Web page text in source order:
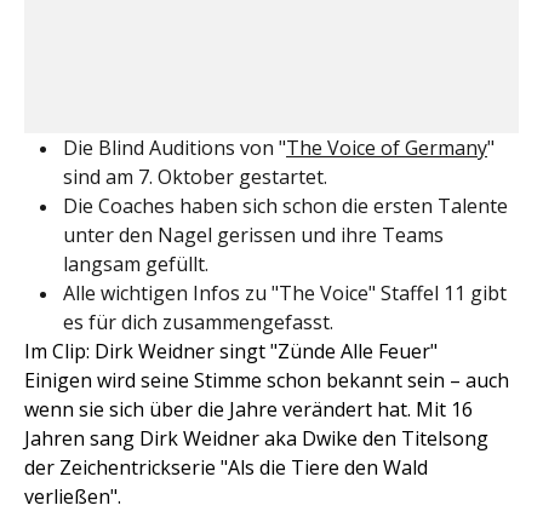
Die Blind Auditions von "The Voice of Germany"
sind am 7. Oktober gestartet.
Die Coaches haben sich schon die ersten Talente
unter den Nagel gerissen und ihre Teams
langsam gefüllt.
Alle wichtigen Infos zu "The Voice" Staffel 11 gibt
es für dich zusammengefasst.
Im Clip: Dirk Weidner singt "Zünde Alle Feuer"
Einigen wird seine Stimme schon bekannt sein – auch
wenn sie sich über die Jahre verändert hat. Mit 16
Jahren sang Dirk Weidner aka Dwike den Titelsong
der Zeichentrickserie "Als die Tiere den Wald
verließen".